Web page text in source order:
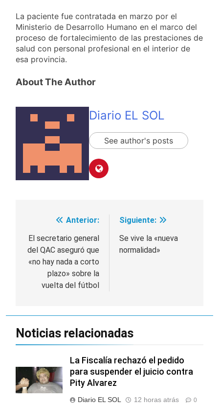
La paciente fue contratada en marzo por el
Ministerio de Desarrollo Humano en el marco del
proceso de fortalecimiento de las prestaciones de
salud con personal profesional en el interior de
esa provincia.
About The Author
Diario EL SOL
See author's posts
Navegación
de
entradas
Anterior:
El secretario general
del QAC aseguró que
«no hay nada a corto
plazo» sobre la
vuelta del fútbol
Siguiente:
Se vive la «nueva
normalidad»
Noticias relacionadas
La Fiscalía rechazó el pedido
para suspender el juicio contra
Pity Alvarez
Diario EL SOL 12 horas atrás 0